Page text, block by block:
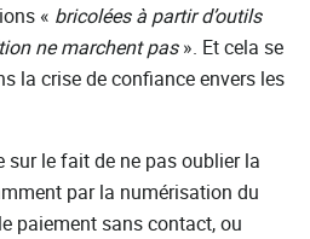
« bricolées à partir d’outils
ne marchent pas». Et cela se
la crise de confiance envers les
sur le fait de ne pas oublier la
par la numérisation du
paiement sans contact, ou